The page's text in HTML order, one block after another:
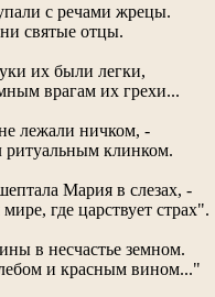
с речами жрецы.
святые отцы.
их были легки,
врагам их грехи...
лежали ничком, -
ритуальным клинком.
Мария в слезах, -
где царствует страх".
в несчастье земном.
и красным вином..."